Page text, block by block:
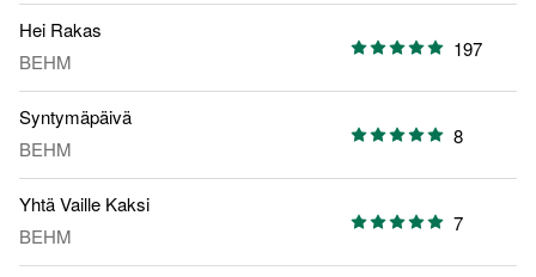
Hei Rakas
BEHM
197
Syntymäpäivä
BEHM
8
Yhtä Vaille Kaksi
BEHM
7